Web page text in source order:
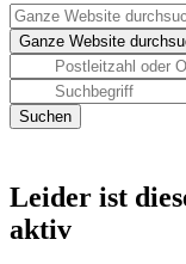
Leider ist
aktiv